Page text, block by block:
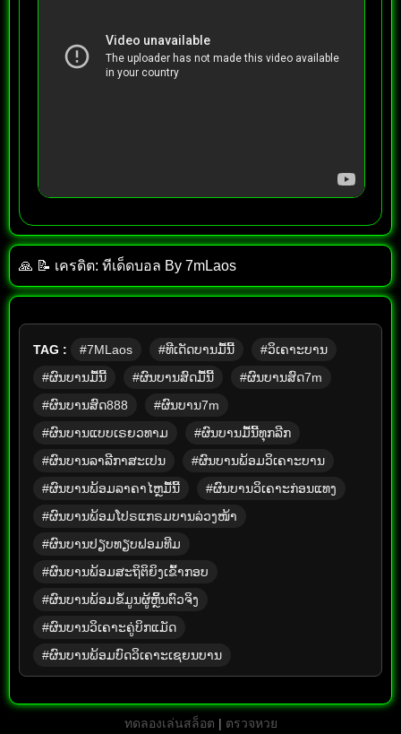
🙏 📝 เครดิต: ทีเด็ด​บอล​ By​ 7mLaos
TAG : #7MLaos #ທີເດັດບານມື້ນີ້
#ວິເຄາະບານ
#ຜົນບານມື້ນີ້
#ຜົນບານສົດມື້ນີ້
#ຜົນບານສົດ7m
#ຜົນບານສົດ888
#ຜົນບານ7m
#ຜົນບານແບບເຣຍວທາມ
#ຜົນບານມື້ນີ້ທຸກລີກ
#ຜົນບານລາລີກາສະເປນ
#ຜົນບານພ້ອມວິເຄາະບານ
#ຜົນບານພ້ອມລາຄາໄຫຼມື້ນີ້
#ຜົນບານວິເຄາະກ່ອນແທງ
#ຜົນບານພ້ອມໂປຣແກຣມບານລ່ວງໜ້າ
#ຜົນບານປຽບທຽບຟອມທີມ
#ຜົນບານພ້ອມສະຖິຕິຍິງເຂົ້າກອບ
#ຜົນບານພ້ອມຂໍ້ມູນຜູ້ຫຼິ້ນຕົວຈິງ
#ຜົນບານວິເຄາະຄູ່ບິກແມັດ
#ຜົນບານພ້ອມບົດວິເຄາະເຊຍນບານ
ทดลองเล่นสล็อต | ตรวจหวย